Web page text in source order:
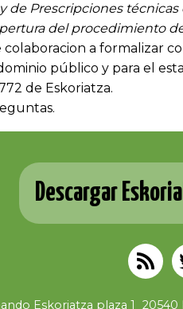
de Prescripciones
del procedimiento
a formalizar
público y para el
de Eskoriatza.
Descargar
Eskoriatza plaza 1 20540